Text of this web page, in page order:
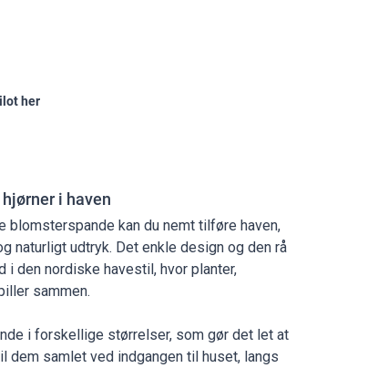
her
i haven
kan du nemt tilføre haven,
naturligt udtryk. Det enkle design og den rå
den nordiske havestil, hvor planter,
sammen.
i forskellige størrelser, som gør det let at
dem samlet ved indgangen til huset, langs